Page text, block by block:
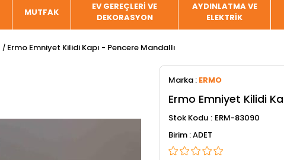
MUTFAK
EV GEREÇLERİ VE
DEKORASYON
AYDINLATMA VE
ELEKTRİK
Ermo Emniyet Kilidi Kapı - Pencere Mandallı
Marka : ERMO
Ermo Emniyet Kilidi
Stok Kodu
ERM-83090
ADET